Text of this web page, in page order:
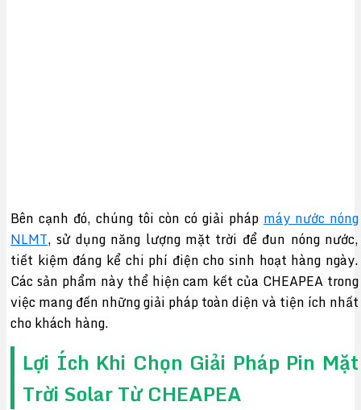
Bên cạnh đó, chúng tôi còn có giải pháp máy nước nóng
NLMT, sử dụng năng lượng mặt trời để đun nóng nước,
tiết kiệm đáng kể chi phí điện cho sinh hoạt hàng ngày.
Các sản phẩm này thể hiện cam kết của CHEAPEA trong
việc mang đến những giải pháp toàn diện và tiện ích nhất
cho khách hàng.
Lợi Ích Khi Chọn Giải Pháp Pin Mặt
Trời Solar Từ CHEAPEA